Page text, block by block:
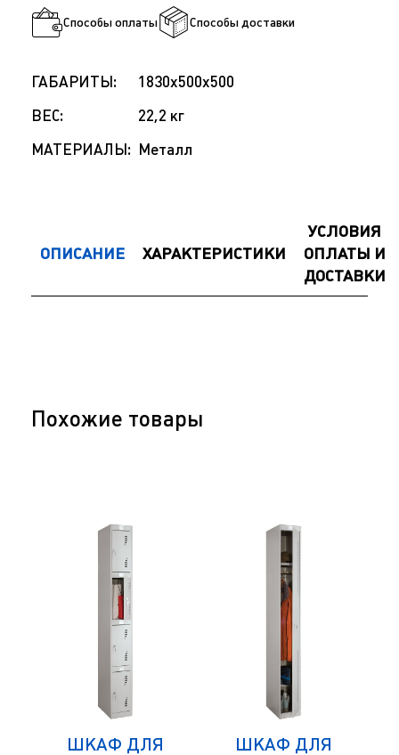
Способы оплаты Способы доставки
ГАБАРИТЫ:
1830x500x500
ВЕС:
22,2 кг
МАТЕРИАЛЫ: Металл
ОПИСАНИЕ ХАРАКТЕРИСТИКИ
УСЛОВИЯ
ОПЛАТЫ И
ДОСТАВКИ
Похожие товары
ШКАФ ДЛЯ
ШКАФ ДЛЯ